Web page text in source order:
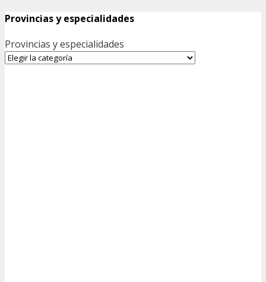
Provincias y especialidades
Provincias y especialidades